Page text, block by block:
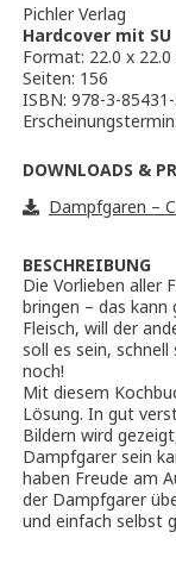
Pichler Verlag
Hardcover mit SU
Format: 22.0 x 22.0
Seiten: 156
ISBN: 978-3-
DOWNLOADS &
Dampfgaren –
BESCHREIBUNG
Die Vorlieben aller
bringen – das
Fleisch, will der
soll es sein,
noch!
Mit diesem
Lösung. In gut
Bildern wird
Dampfgarer sein
haben Freude am
der Dampfgarer
und einfach selbst